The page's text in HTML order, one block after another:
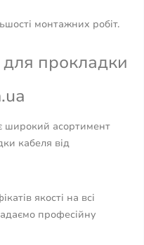
монтажних робіт.
прокладки
широкий асортимент
кабеля від
якості на всі
професійну